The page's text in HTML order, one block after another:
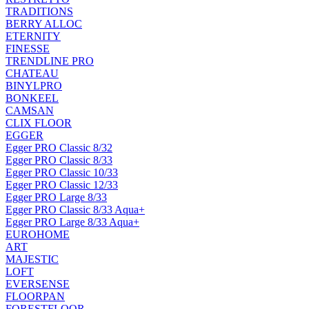
TRADITIONS
BERRY ALLOC
ETERNITY
FINESSE
TRENDLINE PRO
CHATEAU
BINYLPRO
BONKEEL
CAMSAN
CLIX FLOOR
EGGER
Egger PRO Classic 8/32
Egger PRO Classic 8/33
Egger PRO Classic 10/33
Egger PRO Classic 12/33
Egger PRO Large 8/33
Egger PRO Classic 8/33 Aqua+
Egger PRO Large 8/33 Aqua+
EUROHOME
ART
MAJESTIC
LOFT
EVERSENSE
FLOORPAN